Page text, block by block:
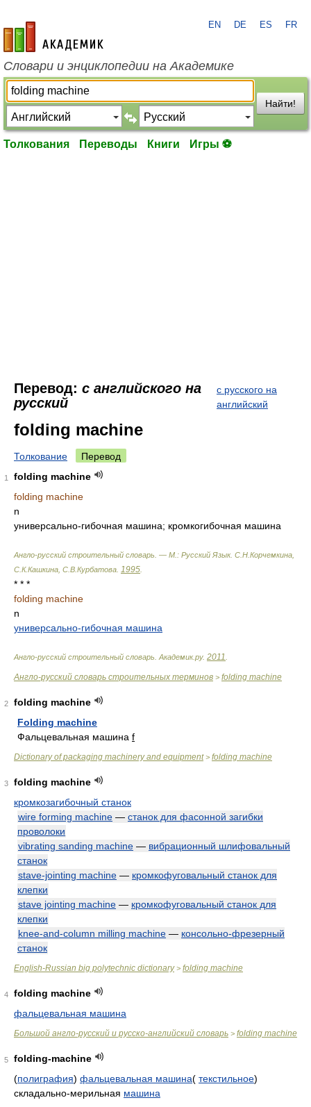
academic.ru
EN DE ES FR
Словари и энциклопедии на Академике
Найти!
Толкования Переводы Книги Игры ⚽
Перевод: с английского на
русский
с русского на
английский
folding machine
Толкование Перевод
1
folding machine
folding machine
n
универсально-гибочная машина; кромкогибочная машина
Англо-русский строительный словарь. — М.: Русский Язык. С.Н.Корчемкина,
С.К.Кашкина, С.В.Курбатова 1995
* * *
folding machine
n
универсально-гибочная машина
Англо-русский строительный словарь Академик.ру. 2011
Англо-русский словарь строительных терминов > folding machine
2
folding machine
Folding machine
Фальцевальная машина f
Dictionary of packaging machinery and equipment> folding machine
3
folding machine
кромкозагибочный станок
wire forming machine — станок для фасонной загибки
проволоки
vibrating sanding machine — вибрационный шлифовальный
станок
stave-jointing machine — кромкофуговальный станок для
клепки
stave jointing machine — кромкофуговальный станок для
клепки
knee-and-column milling machine — консольно-фрезерный
станок
English-Russian big polytechnic dictionary> folding machine
4
folding machine
фальцевальная машина
Большой англо-русский и русско-английский словарь > folding machine
5
folding-machine
(полиграфия) фальцевальная машина( текстильное)
складально-мерильная машина